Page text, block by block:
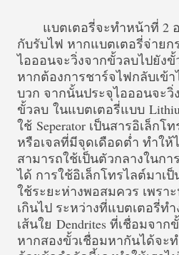
แบตเตอรี่จะทำหน้าที่ 2
กับรับไฟ หากแบตเตอรี่จ่าย
ไอออนจะวิ่งจากขั้วลบไปยัง
หากต้องการชาร์จไฟกลับเข้า
บวก จากนั้นประจุไอออนจะวิ่
ขั้วลบ ในแบตเตอรี่แบบ
ใช้ Seperator เป็นสารอิเล็กโ
หรือเจลที่มีจุดเดือดต่ำ ทำใ
สามารถใช้เป็นตัวกลางในกา
ได้ การใช้อิเล็กโทรไลต์มาเ
ใช้ระยะห่างพอสมควร เพร
เกินไป ระหว่างที่แบตเตอรี่ท
เส้นใย Dendrites ที่เชื่อมจา
หากสองขั้วเชื่อมหากันได้จะ